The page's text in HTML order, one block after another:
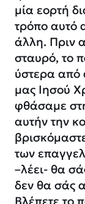
μία εορτή
τρόπο αυτό
άλλη. Πριν
σταυρό, το
ύστερα από
μας Ιησού
φθάσαμε
αυτήν την
των
–λέει- θα
δεν θα σάς
Βλέπετε το